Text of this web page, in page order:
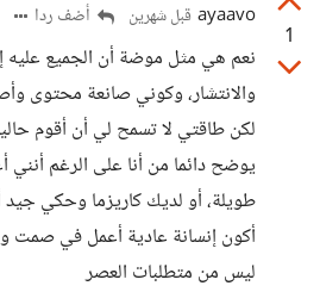
1
ayaavo قبل شهرين أضف ردا
نعم هي مثل موضة أن الجميع عليه
والانتشار، وكوني صانعة محتوى
لكن طاقتي لا تسمح لي أن أقوم
يوضح دائما من أنا على الرغم
طويلة، أو لديك كاريزما وحكي
أكون إنسانة عادية أعمل في صمت
ليس من متطلبات العصر